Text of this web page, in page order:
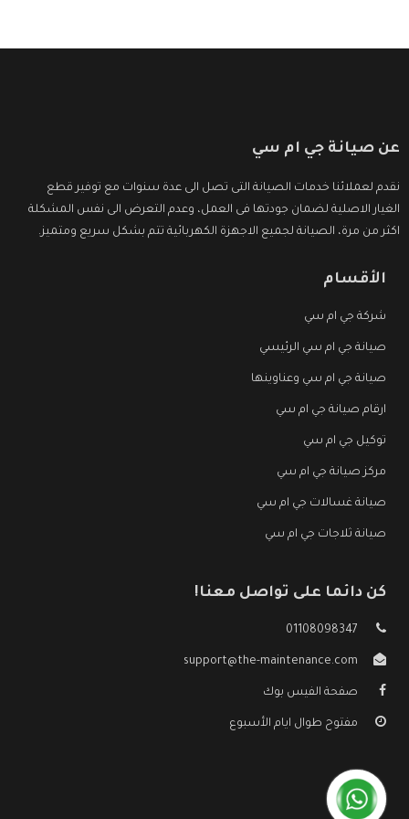
عن صيانة جي ام سي
نقدم لعملائنا خدمات الصيانة التى تصل الى عدة سنوات مع توفير قطع
الغيار الاصلية لضمان جودتها فى العمل، وعدم التعرض الى نفس المشكلة
اكثر من مرة، الصيانة لجميع الاجهزة الكهربائية تتم بشكل سريع ومتميز.
الأقسام
شركة جي ام سي
صيانة جي ام سي الرئيسي
صيانة جي ام سي وعناوينها
ارقام صيانة جي ام سي
توكيل جي ام سي
مركز صيانة جي ام سي
صيانة غسالات جي ام سي
صيانة ثلاجات جي ام سي
كن دائما على تواصل معنا!
01108098347
support@the-maintenance.com
صفحة الفيس بوك
مفتوح طوال ايام الأسبوع